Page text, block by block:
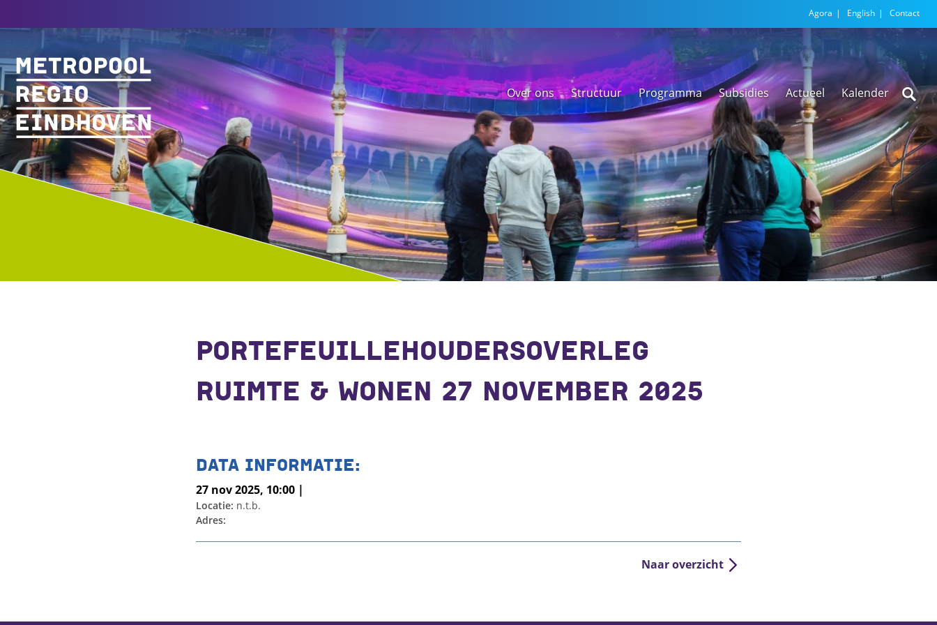
Agora English Contact
Over ons Structuur Programma
Regionale
versnellingstafel
Beethoven Wonen
Subsidies
VEX-regeling
Actueel
Nieuwsarchief
Kalender
PORTEFEUILLEHOUDERSOVERLEG
RUIMTE & WONEN 27 NOVEMBER 2025
DATA INFORMATIE:
27 nov 2025, 10:00 |
Locatie: n.t.b.
Adres:
Naar overzicht